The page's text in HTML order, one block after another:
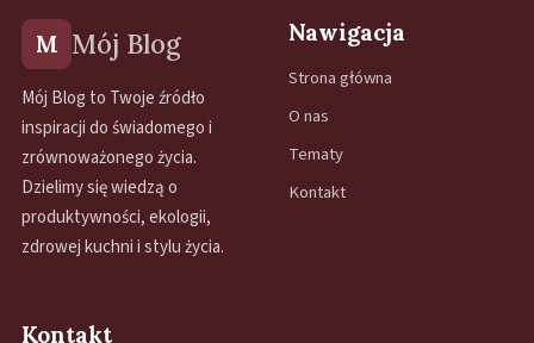
M Mój Blog
Mój Blog to Twoje źródło
inspiracji do świadomego i
zrównoważonego życia.
Dzielimy się wiedzą o
produktywności, ekologii,
zdrowej kuchni i stylu życia.
Nawigacja
Strona główna
O nas
Tematy
Kontakt
Kontakt